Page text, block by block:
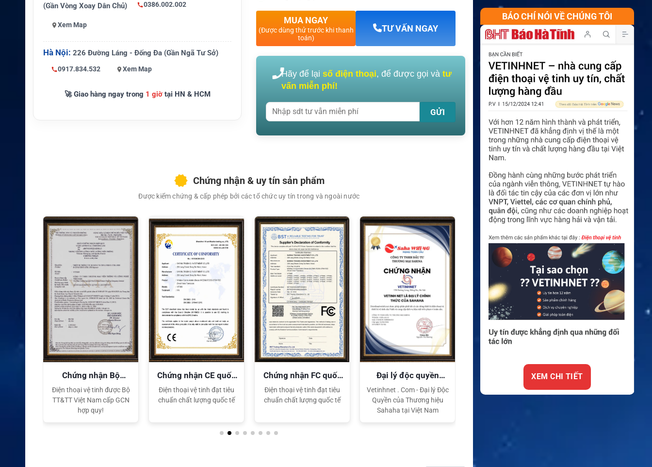
Điện áp
7.4V
Dung l
ượng
Chứng
nhận
Thiết bị
Mag One A10, A12, CP110, CP1180, RDU208
0, RDC2080, RDX2080, RDU4100, RDU4160,
(Gần Vòng Xoay Dân Chủ)
0386.002.002
Xem Map
Hà Nội: 226 Đường Láng - Đống Đa (Gần Ngã Tư Sở)
0917.834.532 Xem Map
🚀 Giao hàng ngay trong 1 giờtại HN & HCM
MUA NGAY
(Được dùng thử trước khi thanh
toán)
TƯ VẤN NGAY
Hãy để lạisố điện thoại, để được gọi vàtư
vấn miễn phí!
Chứng nhận & uy tín sản phẩm
Được kiểm chứng & cấp phép bởi các tổ chức uy tín trong và ngoài nước
Chứng nhận CE quốc
tế
Điện thoại vệ tinh đạt tiêu
chuẩn chất lượng quốc tế
Chứng nhận FC quốc
tế
Điện thoại vệ tinh đạt tiêu
chuẩn chất lượng quốc tế
Đại lý độc quyền
Sahaha
Vetinhnet . Com - Đại lý Độc
Quyền của Thương hiệu
Chứng nhận Bộ
TT&TT
Điện thoại vệ tinh được Bộ
TT&TT Việt Nam cấp GCN
hợp quy!
BÁO CHÍ NÓI VỀ CHÚNG TÔI
XEM CHI TIẾT XEM CHI TIẾT